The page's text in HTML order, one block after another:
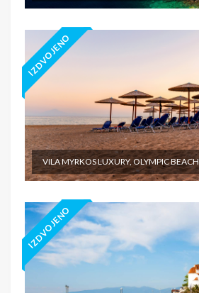
IZDVOJENO
VILA MYRKOS LUXURY, OLYMPIC BEACH
IZDVOJENO